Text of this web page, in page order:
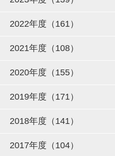
2022年度（161）
2021年度（108）
2020年度（155）
2019年度（171）
2018年度（141）
2017年度（104）